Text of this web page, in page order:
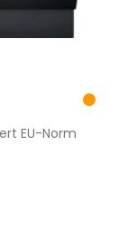
EU-Norm